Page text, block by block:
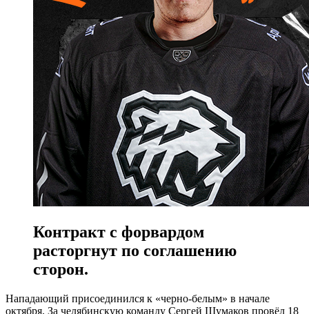
Контракт с форвардом
расторгнут по соглашению
сторон.
Нападающий присоединился к «черно-белым» в начале
октября. За челябинскую команду Сергей Шумаков провёл 18